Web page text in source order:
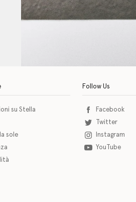
su Stella
sole
Follow Us
Facebook
Twitter
Instagram
YouTube